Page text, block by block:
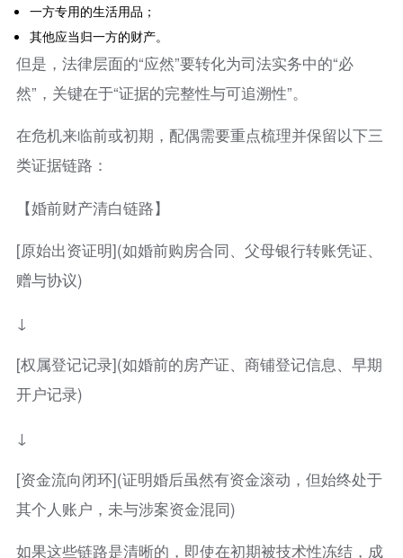
一方专用的生活用品；
其他应当归一方的财产。
但是，法律层面的“应然”要转化为司法实务中的“必
然”，关键在于“证据的完整性与可追溯性”。
在危机来临前或初期，配偶需要重点梳理并保留以下三
类证据链路：
【婚前财产清白链路】
[原始出资证明](如婚前购房合同、父母银行转账凭证、
赠与协议)
↓
[权属登记记录](如婚前的房产证、商铺登记信息、早期
开户记录)
↓
[资金流向闭环](证明婚后虽然有资金滚动，但始终处于
其个人账户，未与涉案资金混同)
如果这些链路是清晰的，即使在初期被技术性冻结，成